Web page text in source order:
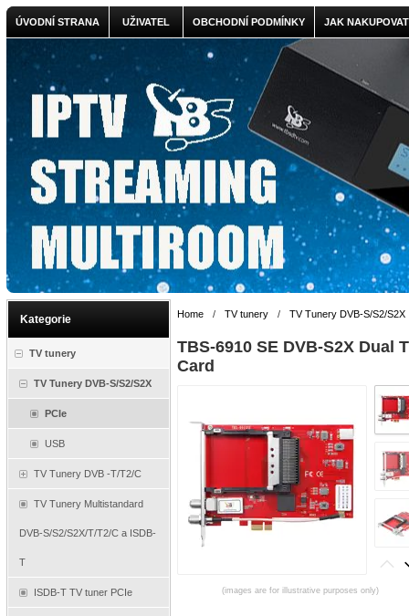
ÚVODNÍ STRANA UŽIVATEL OBCHODNÍ PODMÍNKY JAK NAKUPOVAT
Kategorie
TV tunery
TV Tunery DVB-S/S2/S2X
PCIe
USB
TV Tunery DVB -T/T2/C
TV Tunery Multistandard
DVB-S/S2/S2X/T/T2/C a ISDB-
T
ISDB-T TV tuner PCIe
Home / TV tunery / TV Tunery DVB-S/S2/S2X
TBS-6910 SE DVB-S2X Dual
Card
(images are for illustrative purposes only)